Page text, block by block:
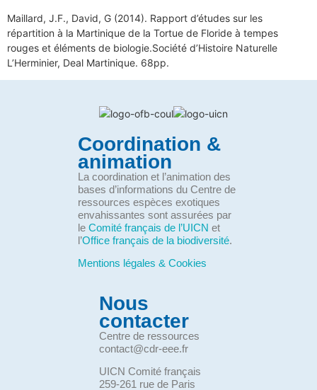
Maillard, J.F., David, G (2014). Rapport d’études sur les
répartition à la Martinique de la Tortue de Floride à tempes
rouges et éléments de biologie.Société d’Histoire Naturelle
L’Herminier, Deal Martinique. 68pp.
Coordination &
animation
La coordination et l’animation des
bases d’informations du Centre de
ressources espèces exotiques
envahissantes sont assurées par
le Comité français de l’UICN et
l’Office français de la biodiversité.
Mentions légales & Cookies
Nous
contacter
Centre de ressources
contact@cdr-eee.fr
UICN Comité français
259-261 rue de Paris